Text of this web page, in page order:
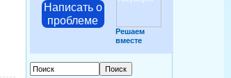
Написать о
проблеме
Решаем
вместе